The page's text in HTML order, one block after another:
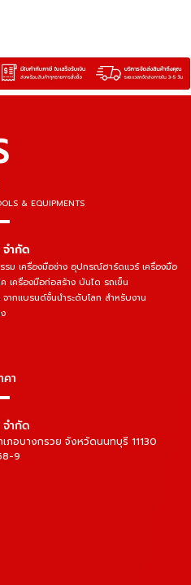
& EQUIPMENTS
ำกัด
รม เครื่องมือช่าง อุปกรณ์ฮาร์ดแวร์ เครื่องมือ
เครื่องมือก่อสร้าง บันได รถเข็น
ากแบรนด์ชั้นนำระดับโลก สำหรับงาน
า
ำกัด
อบางกรวย จังหวัดนนทบุรี 11130
9